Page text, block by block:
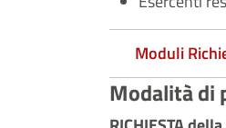
Moduli
Modalità di